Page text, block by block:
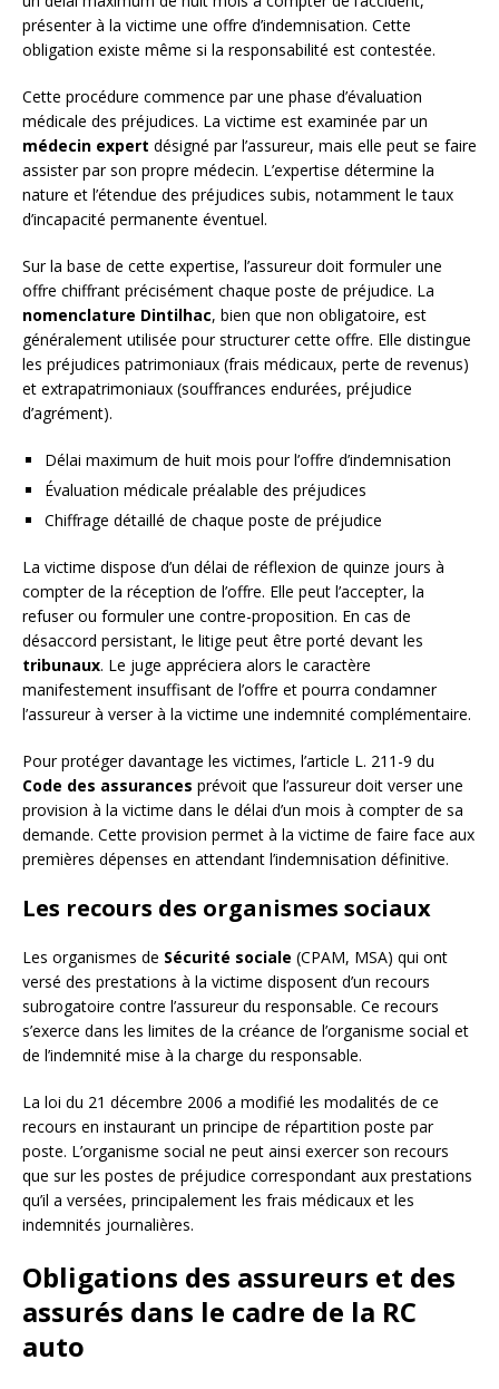
présenter à la victime une offre d’indemnisation. Cette
obligation existe même si la responsabilité est contestée.
Cette procédure commence par une phase d’évaluation
médicale des préjudices. La victime est examinée par un
médecin expert désigné par l’assureur, mais elle peut se faire
assister par son propre médecin. L’expertise détermine la
nature et l’étendue des préjudices subis, notamment le taux
d’incapacité permanente éventuel.
Sur la base de cette expertise, l’assureur doit formuler une
offre chiffrant précisément chaque poste de préjudice. La
nomenclature Dintilhac, bien que non obligatoire, est
généralement utilisée pour structurer cette offre. Elle distingue
les préjudices patrimoniaux (frais médicaux, perte de revenus)
et extrapatrimoniaux (souffrances endurées, préjudice
d’agrément).
Délai maximum de huit mois pour l’offre d’indemnisation
Évaluation médicale préalable des préjudices
Chiffrage détaillé de chaque poste de préjudice
La victime dispose d’un délai de réflexion de quinze jours à
compter de la réception de l’offre. Elle peut l’accepter, la
refuser ou formuler une contre-proposition. En cas de
désaccord persistant, le litige peut être porté devant les
tribunaux. Le juge appréciera alors le caractère
manifestement insuffisant de l’offre et pourra condamner
l’assureur à verser à la victime une indemnité complémentaire.
Pour protéger davantage les victimes, l’article L. 211-9 du
Code des assurances prévoit que l’assureur doit verser une
provision à la victime dans le délai d’un mois à compter de sa
demande. Cette provision permet à la victime de faire face aux
premières dépenses en attendant l’indemnisation définitive.
Les recours des organismes sociaux
Les organismes de Sécurité sociale (CPAM, MSA) qui ont
versé des prestations à la victime disposent d’un recours
subrogatoire contre l’assureur du responsable. Ce recours
s’exerce dans les limites de la créance de l’organisme social et
de l’indemnité mise à la charge du responsable.
La loi du 21 décembre 2006 a modifié les modalités de ce
recours en instaurant un principe de répartition poste par
poste. L’organisme social ne peut ainsi exercer son recours
que sur les postes de préjudice correspondant aux prestations
qu’il a versées, principalement les frais médicaux et les
indemnités journalières.
Obligations des assureurs et des
assurés dans le cadre de la RC
auto